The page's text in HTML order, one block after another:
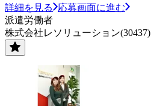
詳細を見る
応募画面に進む
派遣労働者
株式会社レソリューション(30437)